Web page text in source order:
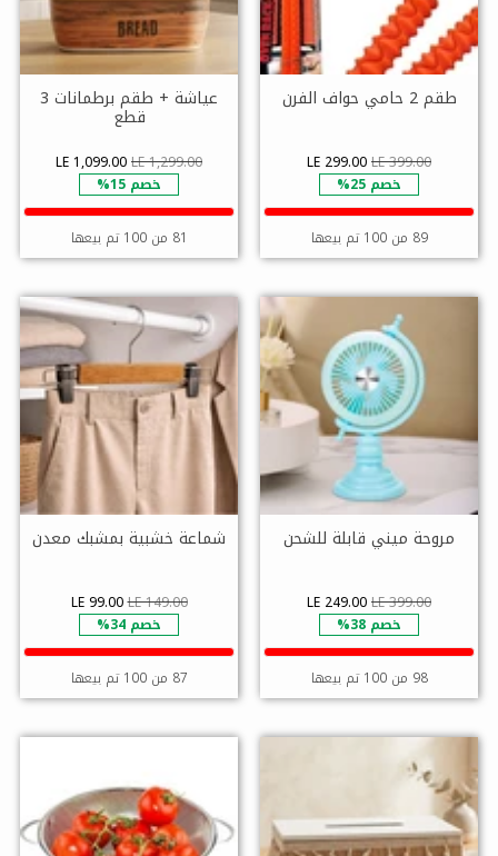
طقم 2 حامي حواف الفرن
LE 299.00LE 399.00
خصم 25%
89 من 100 تم بيعها
عياشة + طقم برطمانات 3
قطع
LE 1,099.00LE 1,299.00
خصم 15%
81 من 100 تم بيعها
مروحة ميني قابلة للشحن
LE 249.00LE 399.00
خصم 38%
98 من 100 تم بيعها
شماعة خشبية بمشبك معدن
LE 99.00LE 149.00
خصم 34%
87 من 100 تم بيعها